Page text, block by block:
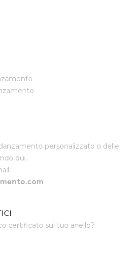
personalizzato o delle
qui.
certificato sul tuo anello?